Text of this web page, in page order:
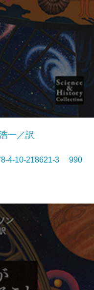
一／訳
4-10-218621-3 990